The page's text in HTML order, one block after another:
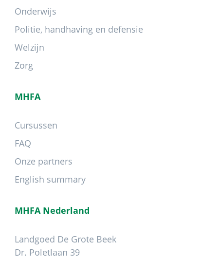
Onderwijs
Politie, handhaving en defensie
Welzijn
Zorg
MHFA
Cursussen
FAQ
Onze partners
English summary
MHFA Nederland
Landgoed De Grote Beek
Dr. Poletlaan 39